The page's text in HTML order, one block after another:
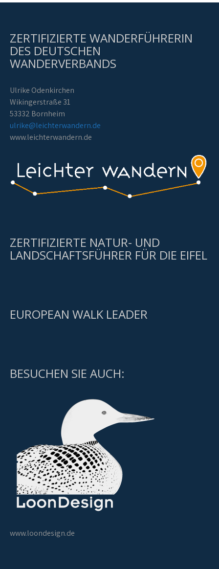
ZERTIFIZIERTE WANDERFÜHRERIN
DES DEUTSCHEN
WANDERVERBANDS
Ulrike Odenkirchen
Wikingerstraße 31
53332 Bornheim
ulrike@leichterwandern.de
www.leichterwandern.de
ZERTIFIZIERTE NATUR- UND
LANDSCHAFTSFÜHRER FÜR DIE EIFEL
EUROPEAN WALK LEADER
BESUCHEN SIE AUCH:
www.loondesign.de